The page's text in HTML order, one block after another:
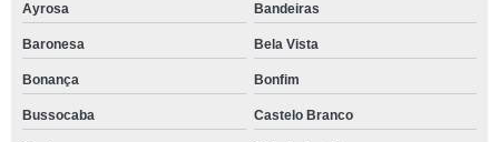
Ayrosa Bandeiras
Baronesa Bela Vista
Bonança Bonfim
Bussocaba Castelo Branco